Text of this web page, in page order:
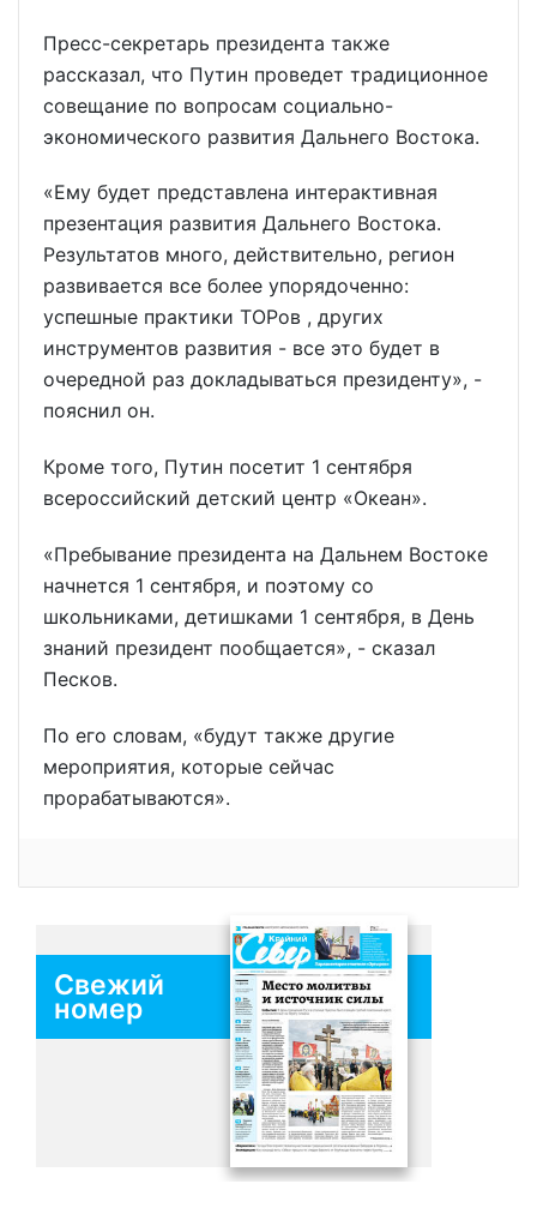
Пресс-секретарь президента также
рассказал, что Путин проведет традиционное
совещание по вопросам социально-
экономического развития Дальнего Востока.
«Ему будет представлена интерактивная
презентация развития Дальнего Востока.
Результатов много, действительно, регион
развивается все более упорядоченно:
успешные практики ТОРов , других
инструментов развития - все это будет в
очередной раз докладываться президенту», -
пояснил он.
Кроме того, Путин посетит 1 сентября
всероссийский детский центр «Океан».
«Пребывание президента на Дальнем Востоке
начнется 1 сентября, и поэтому со
школьниками, детишками 1 сентября, в День
знаний президент пообщается», - сказал
Песков.
По его словам, «будут также другие
мероприятия, которые сейчас
прорабатываются».
Свежий
номер